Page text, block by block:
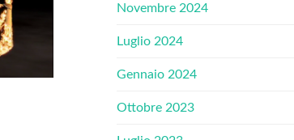
Novembre 2024
Luglio 2024
Gennaio 2024
Ottobre 2023